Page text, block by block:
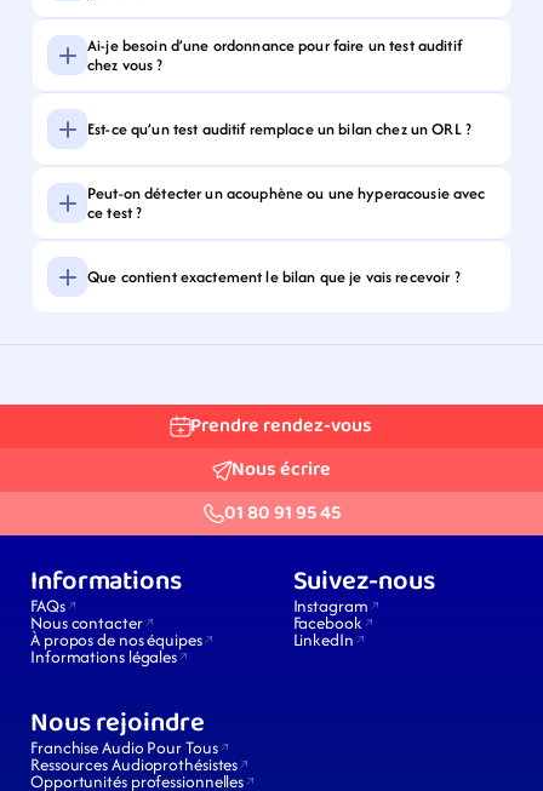
Ai-je besoin d’une ordonnance pour faire un test auditif
chez vous ?
Est-ce qu’un test auditif remplace un bilan chez un ORL ?
Peut-on détecter un acouphène ou une hyperacousie avec
ce test ?
Que contient exactement le bilan que je vais recevoir ?
Prendre rendez-vous
Nous écrire
01 80 91 95 45
Informations
FAQs
Nous contacter
À propos de nos équipes
Informations légales
Suivez-nous
Instagram
Facebook
LinkedIn
Nous rejoindre
Franchise Audio Pour Tous
Ressources Audioprothésistes
Opportunités professionnelles